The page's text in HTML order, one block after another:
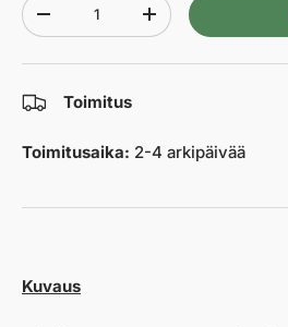
-
+
Toimitus
Toimitusaika: 2-4 arkipäivää
Kuvaus